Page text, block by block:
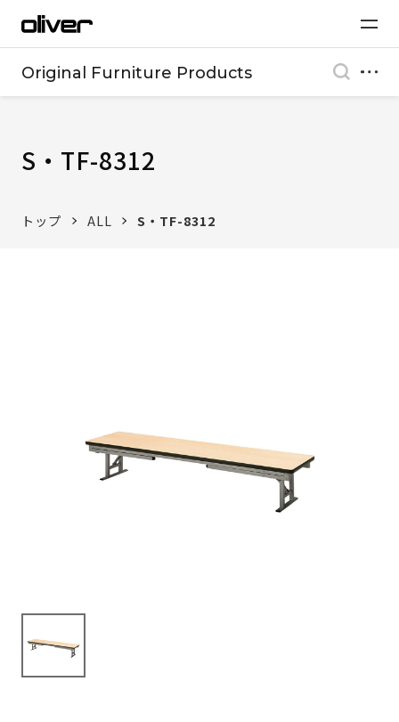
Original Furniture Products
S・TF-8312
トップ ALL S・TF-8312